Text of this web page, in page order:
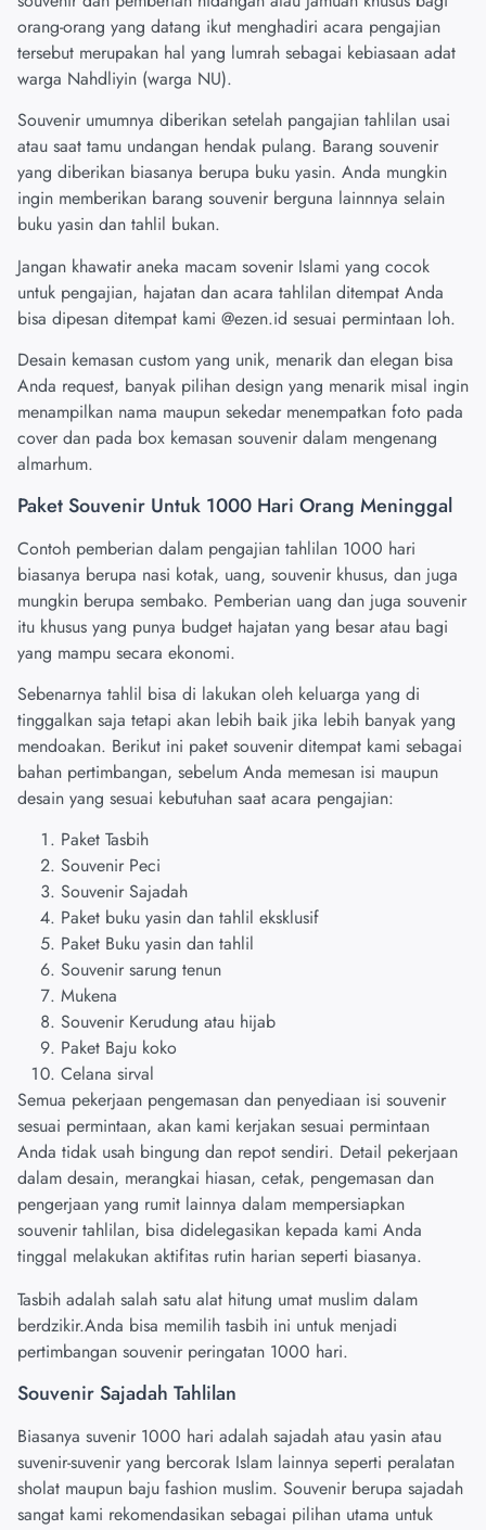
orang-orang yang datang ikut menghadiri acara pengajian
tersebut merupakan hal yang lumrah sebagai kebiasaan adat
warga Nahdliyin (warga NU).
Souvenir umumnya diberikan setelah pangajian tahlilan usai
atau saat tamu undangan hendak pulang. Barang souvenir
yang diberikan biasanya berupa buku yasin. Anda mungkin
ingin memberikan barang souvenir berguna lainnnya selain
buku yasin dan tahlil bukan.
Jangan khawatir aneka macam sovenir Islami yang cocok
untuk pengajian, hajatan dan acara tahlilan ditempat Anda
bisa dipesan ditempat kami @ezen.id sesuai permintaan loh.
Desain kemasan custom yang unik, menarik dan elegan bisa
Anda request, banyak pilihan design yang menarik misal ingin
menampilkan nama maupun sekedar menempatkan foto pada
cover dan pada box kemasan souvenir dalam mengenang
almarhum.
Paket Souvenir Untuk 1000 Hari Orang Meninggal
Contoh pemberian dalam pengajian tahlilan 1000 hari
biasanya berupa nasi kotak, uang, souvenir khusus, dan juga
mungkin berupa sembako. Pemberian uang dan juga souvenir
itu khusus yang punya budget hajatan yang besar atau bagi
yang mampu secara ekonomi.
Sebenarnya tahlil bisa di lakukan oleh keluarga yang di
tinggalkan saja tetapi akan lebih baik jika lebih banyak yang
mendoakan. Berikut ini paket souvenir ditempat kami sebagai
bahan pertimbangan, sebelum Anda memesan isi maupun
desain yang sesuai kebutuhan saat acara pengajian:
Paket Tasbih
Souvenir Peci
Souvenir Sajadah
Paket buku yasin dan tahlil eksklusif
Paket Buku yasin dan tahlil
Souvenir sarung tenun
Mukena
Souvenir Kerudung atau hijab
Paket Baju koko
Celana sirval
Semua pekerjaan pengemasan dan penyediaan isi souvenir
sesuai permintaan, akan kami kerjakan sesuai permintaan
Anda tidak usah bingung dan repot sendiri. Detail pekerjaan
dalam desain, merangkai hiasan, cetak, pengemasan dan
pengerjaan yang rumit lainnya dalam mempersiapkan
souvenir tahlilan, bisa didelegasikan kepada kami Anda
tinggal melakukan aktifitas rutin harian seperti biasanya.
Tasbih adalah salah satu alat hitung umat muslim dalam
berdzikir.Anda bisa memilih tasbih ini untuk menjadi
pertimbangan souvenir peringatan 1000 hari.
Souvenir Sajadah Tahlilan
Biasanya suvenir 1000 hari adalah sajadah atau yasin atau
suvenir-suvenir yang bercorak Islam lainnya seperti peralatan
sholat maupun baju fashion muslim. Souvenir berupa sajadah
sangat kami rekomendasikan sebagai pilihan utama untuk